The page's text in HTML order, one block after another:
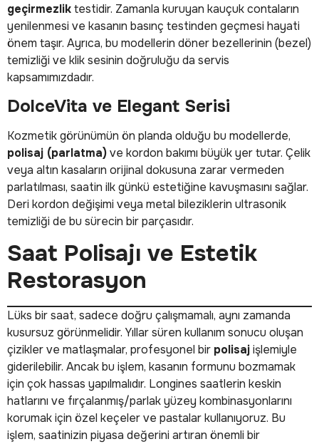
geçirmezliktestidir. Zamanla kuruyan kauçuk contaların
yenilenmesi ve kasanın basınç testinden geçmesi hayati
önem taşır. Ayrıca, bu modellerin döner bezellerinin (bezel)
temizliği ve klik sesinin doğruluğu da servis
kapsamımızdadır.
DolceVita ve Elegant Serisi
Kozmetik görünümün ön planda olduğu bu modellerde,
polisaj (parlatma)ve kordon bakımı büyük yer tutar. Çelik
veya altın kasaların orijinal dokusuna zarar vermeden
parlatılması, saatin ilk günkü estetiğine kavuşmasını sağlar.
Deri kordon değişimi veya metal bileziklerin ultrasonik
temizliği de bu sürecin bir parçasıdır.
Saat Polisajı ve Estetik
Restorasyon
Lüks bir saat, sadece doğru çalışmamalı, aynı zamanda
kusursuz görünmelidir. Yıllar süren kullanım sonucu oluşan
çizikler ve matlaşmalar, profesyonel bir polisajişlemiyle
giderilebilir. Ancak bu işlem, kasanın formunu bozmamak
için çok hassas yapılmalıdır. Longines saatlerin keskin
hatlarını ve fırçalanmış/parlak yüzey kombinasyonlarını
korumak için özel keçeler ve pastalar kullanıyoruz. Bu
işlem, saatinizin piyasa değerini artıran önemli bir